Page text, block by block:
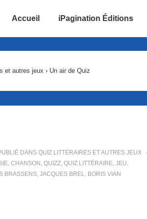
Accueil iPagination Éditions
et autres jeux › Un air de Quiz
DANS QUIZ LITTÉRAIRES ET AUTRES JEUX
, CHANSON , QUIZZ, QUIZ LITTÉRAIRE, JEU,
BRASSENS, JACQUES BREL, BORIS VIAN